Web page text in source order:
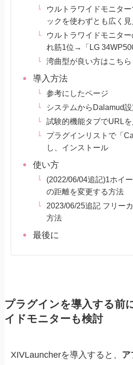
ウルトラワイドモニタ
ックを使わずとも広く見
ウルトラワイドモニタ
れ筋1位→「LG
湾曲型が良い方はこちら
導入方法
参考にしたページ
システムからDalamud設
試験的機能タブでURLを
プラグインリストで「
し、インストール
使い方
(2022/06/04追記)1ホイ
の距離を変更する方法
2023/06/25追記 フリー
方法
最後に
プラグインを導入する前
イドモニターも検討
XIVLauncherを導入すると、 ア